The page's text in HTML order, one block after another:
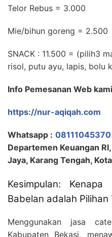
Telor Rebus = 3.000
Mie/bihun goreng = 2.500
SNACK : 11.500 = (pilih3
risol, putu ayu, lapis, bolu
Info Pemesanan Web
https://nur-aqiqah.com
Whatsapp : 08111045370
Departemen Keuangan
Jaya, Karang Tengah,
Kesimpulan:
Babelan adalah Pilihan
Menggunakan jasa
Kabupaten Bekasi,